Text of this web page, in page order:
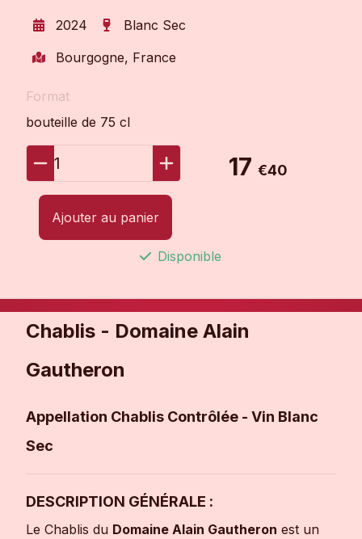
2024
Blanc Sec
Bourgogne, France
Format
bouteille de 75 cl
1 17€40
Ajouter au panier
Disponible
Chablis - Domaine Alain
Gautheron
Appellation Chablis Contrôlée - Vin Blanc
Sec
DESCRIPTION GÉNÉRALE :
Le Chablis du Domaine Alain Gautheron est un